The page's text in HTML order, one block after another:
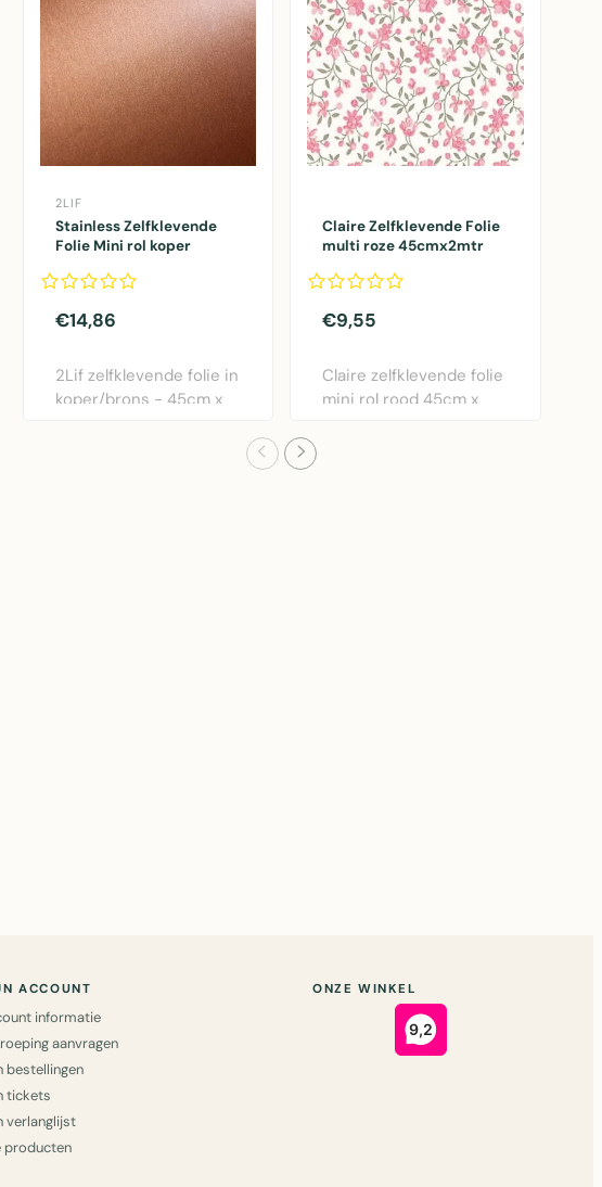
2LIF
Stainless Zelfklevende
Folie Mini rol koper
€14,86
2Lif zelfklevende folie in
koper/brons - 45cm x
Claire Zelfklevende Folie
multi roze 45cmx2mtr
€9,55
Claire zelfklevende folie
mini rol rood 45cm x
ACCOUNT
informatie
aanvragen
bestellingen
tickets
verlanglijst
producten
ONZE WINKEL